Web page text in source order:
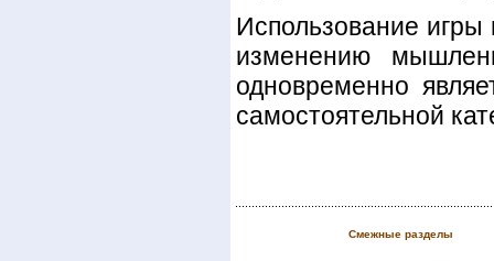
Использование игры
изменению
одновременно
самостоятельной
Смежные разделы